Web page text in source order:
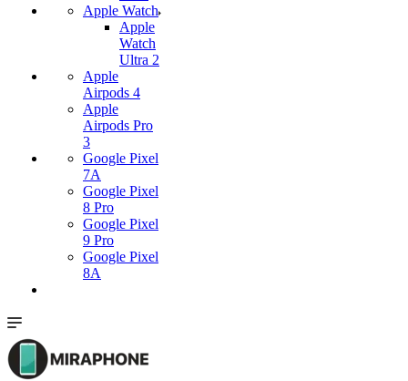
Apple Watch
Apple
Watch
Ultra 2
Apple
Airpods 4
Apple
Airpods Pro
3
Google Pixel
7А
Google Pixel
8 Pro
Google Pixel
9 Pro
Google Pixel
8A